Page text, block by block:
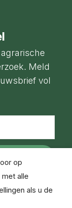
Meld
vol
op
alle
als u de